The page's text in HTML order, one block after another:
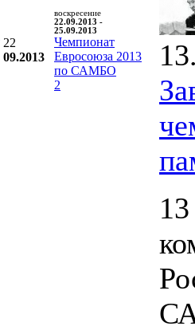
22
09.2013
воскресение
22.09.2013 -
25.09.2013
Чемпионат
Евросоюза 2013
по САМБО
2